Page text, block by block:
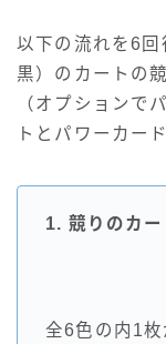
以下の流れを6
黒）のカートの
（オプションで
トとパワーカー
1. 競りのカ
全6色の内1